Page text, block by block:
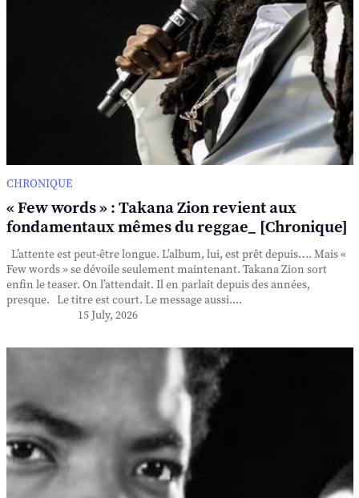
CHRONIQUE
« Few words » : Takana Zion revient aux
fondamentaux mêmes du reggae_ [Chronique]
L’attente est peut-être longue. L’album, lui, est prêt depuis…. Mais «
Few words » se dévoile seulement maintenant. Takana Zion sort
enfin le teaser. On l’attendait. Il en parlait depuis des années,
presque. Le titre est court. Le message aussi....
15 July, 2026